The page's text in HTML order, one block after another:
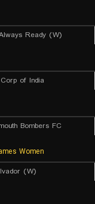
Ready (W)
of India
Bombers FC
Women
(W)